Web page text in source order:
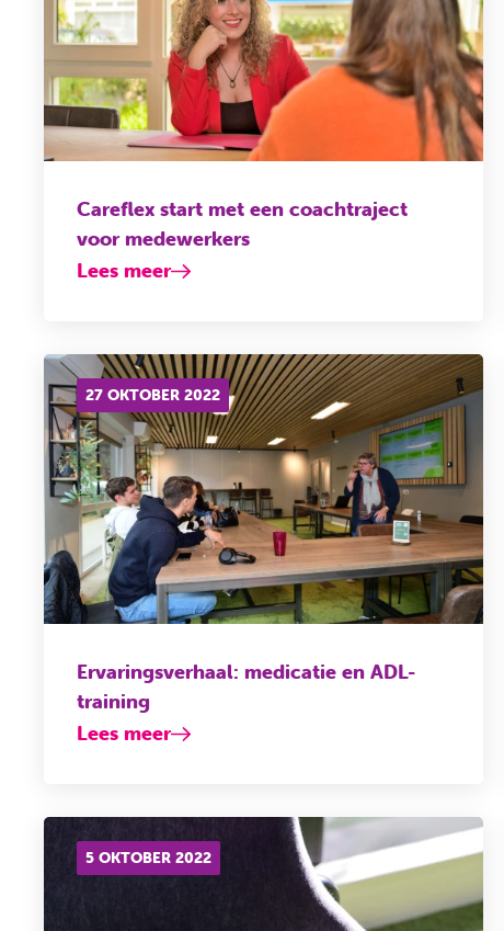
Careflex start met een coachtraject
voor medewerkers
Lees meer
27 OKTOBER 2022
Ervaringsverhaal: medicatie en ADL-
training
Lees meer
5 OKTOBER 2022